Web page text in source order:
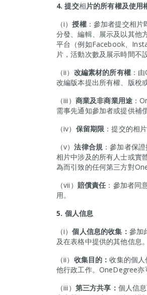
4.提交相片的所有權及使用
（i）授權：參加者提交相片
分發、編輯、展示及以其他
平台（例如Facebook、
片，活動次數及展示時間不
（ii） 改編素材的所有權：
改編版本提出所有權、版稅
（iii） 商業及非商業用途 ：
需事先通知參加者或提供補償
（iv） 保留期限 ：提交的相
（v）法律合規 ：參加者保
相片中涉及的所有人士或實
為而引致的任何第三方對
（vii） 賠償責任 ：參加者同
用。
5. 個人信息
（i）個人信息的收集： 參加
及在表格中提供的其他信息。
（ii） 收集目的：收集的個
他行政工作。OneDegree亦
（iii） 第三方共享： 個人信